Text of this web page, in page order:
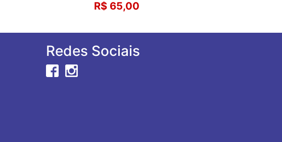
R$ 65,00
Redes Sociais